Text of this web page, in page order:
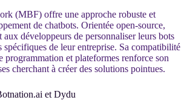
(MBF) offre une approche robuste et
de chatbots. Orientée open-source,
aux développeurs de personnaliser leurs bots
spécifiques de leur entreprise. Sa compatibilité
programmation et plateformes renforce son
cherchant à créer des solutions pointues.
et Dydu